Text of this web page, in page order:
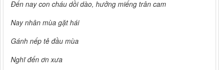
Đến nay con cháu dồi dào, hưởng miếng trân cam
Nay nhân mùa gặt hái
Gánh nếp tẻ đầu mùa
Nghĩ đến ơn xưa